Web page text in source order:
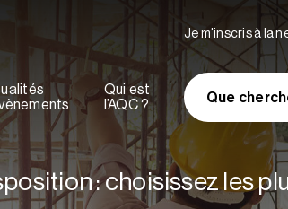
Qui est
l’AQC ?
Je m'inscris à la
Que
: choisissez les